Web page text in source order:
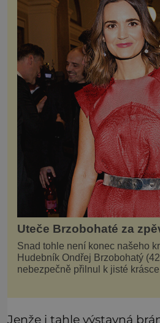
Uteče Brzobohaté za
Snad tohle není konec našeho
Hudebník Ondřej Brzobohatý
nebezpečně přilnul k jisté
Milfajtové (33), která jednou
Jenže i tahle výstavná